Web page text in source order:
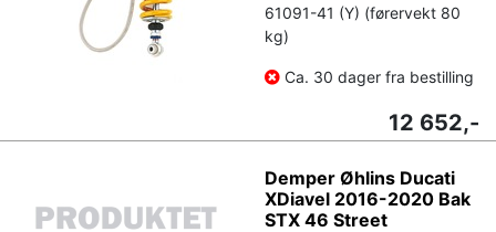
61091-41 (Y) (førervekt 80
kg)
Ca. 30 dager fra bestilling
12 652,-
Demper Øhlins Ducati
XDiavel 2016-2020 Bak
STX 46 Street